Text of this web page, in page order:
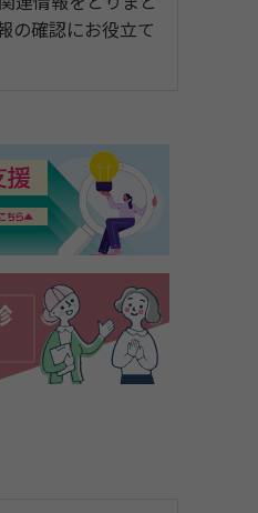
の確認にお役立て